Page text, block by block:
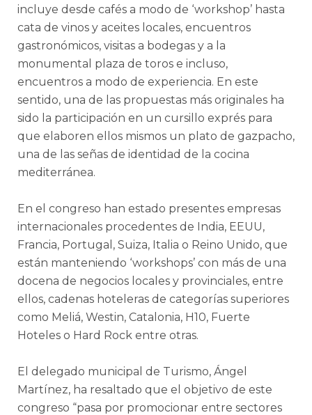
incluye desde cafés a modo de ‘workshop’ hasta
cata de vinos y aceites locales, encuentros
gastronómicos, visitas a bodegas y a la
monumental plaza de toros e incluso,
encuentros a modo de experiencia. En este
sentido, una de las propuestas más originales ha
sido la participación en un cursillo exprés para
que elaboren ellos mismos un plato de gazpacho,
una de las señas de identidad de la cocina
mediterránea.
En el congreso han estado presentes empresas
internacionales procedentes de India, EEUU,
Francia, Portugal, Suiza, Italia o Reino Unido, que
están manteniendo ‘workshops’ con más de una
docena de negocios locales y provinciales, entre
ellos, cadenas hoteleras de categorías superiores
como Meliá, Westin, Catalonia, H10, Fuerte
Hoteles o Hard Rock entre otras.
El delegado municipal de Turismo, Ángel
Martínez, ha resaltado que el objetivo de este
congreso “pasa por promocionar entre sectores